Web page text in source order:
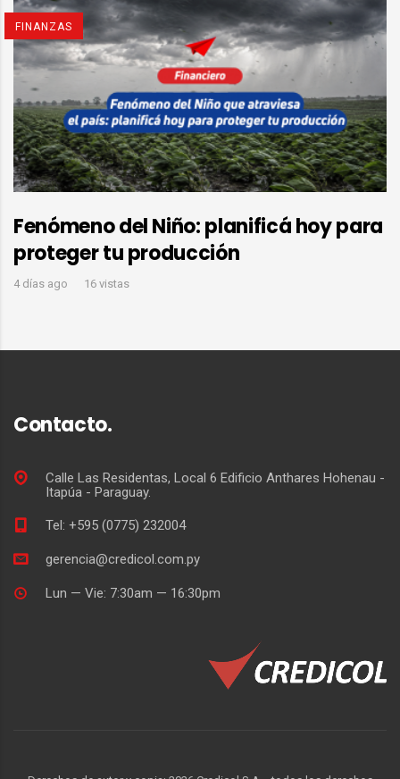
FINANZAS
Fenómeno del Niño: planificá hoy para
proteger tu producción
4 días ago 16 vistas
Contacto.
Calle Las Residentas, Local 6 Edificio Anthares Hohenau -
Itapúa - Paraguay.
Tel: +595 (0775) 232004
gerencia@credicol.com.py
Lun — Vie: 7:30am — 16:30pm